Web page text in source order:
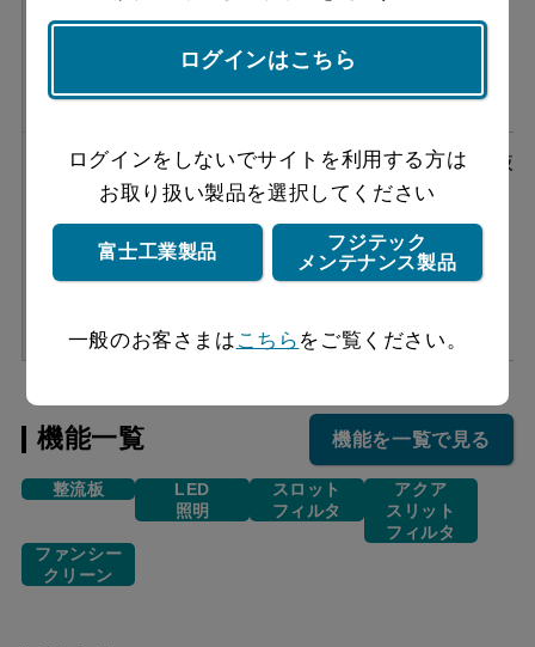
［フード本体］NSRL-RK-
902 S ＋［循環ユニット］
NSRS1-RFS
¥364,980（税抜
￥331,800）
機能一覧 機能を一覧で見る
整流板
LED
照明
スロット
フィルタ
アクア
スリット
フィルタ
ファンシー
クリーン
ログインはこちら
ログインをしないでサイトを利用する方は
お取り扱い製品を選択してください
富士工業製品
フジテック
メンテナンス製品
一般のお客さまは こちら をご覧ください。